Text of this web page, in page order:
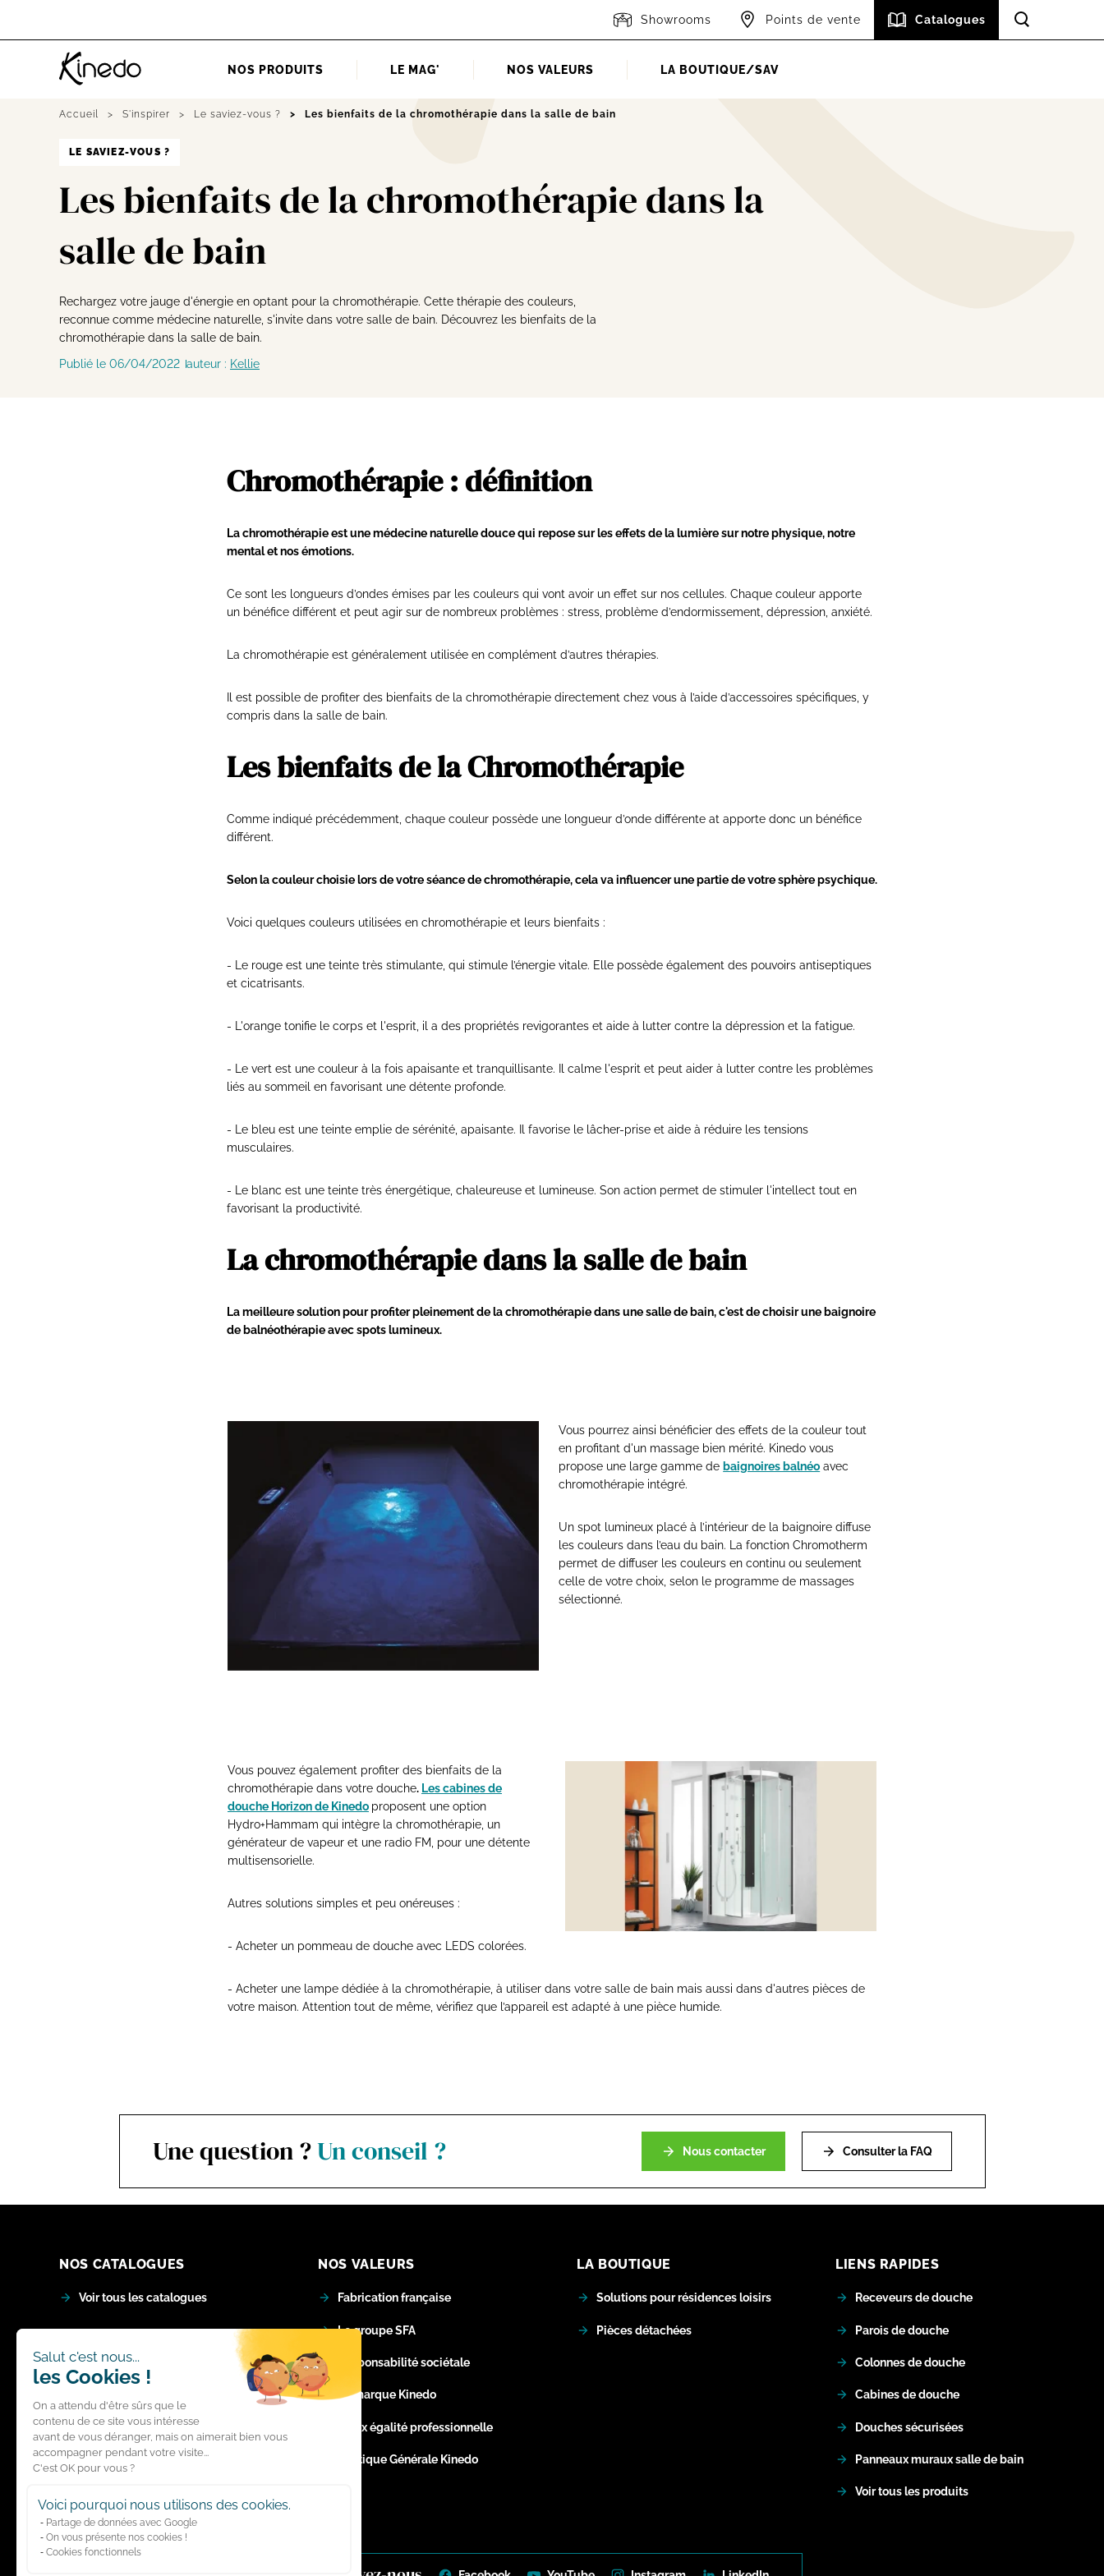
Salut c'est nous...
les Cookies !
On a attendu d'être sûrs que le
contenu de ce site vous intéresse
avant de vous déranger, mais on aimerait bien vous
accompagner pendant votre visite...
C'est OK pour vous ?
Voici pourquoi nous utilisons des cookies.
Partage de données avec Google
On vous présente nos cookies !
Cookies fonctionnels
Showrooms Points de vente Catalogues
NOS PRODUITS
LE MAG' NOS VALEURS LA BOUTIQUE/SAV
Accueil S'inspirer Le saviez-vous ? Les bienfaits de la chromothérapie dans la salle de bain
LE SAVIEZ-VOUS ?
Les bienfaits de la chromothérapie dans la
salle de bain
Rechargez votre jauge d'énergie en optant pour la chromothérapie. Cette thérapie des couleurs,
reconnue comme médecine naturelle, s'invite dans votre salle de bain. Découvrez les bienfaits de la
chromothérapie dans la salle de bain.
Publié le 06/04/2022 auteur : Kellie
Chromothérapie : définition
La chromothérapie est une médecine naturelle douce qui repose sur les effets de la lumière sur notre physique, notre
mental et nos émotions.
Ce sont les longueurs d’ondes émises par les couleurs qui vont avoir un effet sur nos cellules. Chaque couleur apporte
un bénéfice différent et peut agir sur de nombreux problèmes : stress, problème d’endormissement, dépression, anxiété.
La chromothérapie est généralement utilisée en complément d’autres thérapies.
Il est possible de profiter des bienfaits de la chromothérapie directement chez vous à l’aide d’accessoires spécifiques, y
compris dans la salle de bain.
Les bienfaits de la Chromothérapie
Comme indiqué précédemment, chaque couleur possède une longueur d’onde différente at apporte donc un bénéfice
différent.
Selon la couleur choisie lors de votre séance de chromothérapie, cela va influencer une partie de votre sphère psychique.
Voici quelques couleurs utilisées en chromothérapie et leurs bienfaits :
- Le rouge est une teinte très stimulante, qui stimule l’énergie vitale. Elle possède également des pouvoirs antiseptiques
et cicatrisants.
- L'orange tonifie le corps et l'esprit, il a des propriétés revigorantes et aide à lutter contre la dépression et la fatigue.
- Le vert est une couleur à la fois apaisante et tranquillisante. Il calme l'esprit et peut aider à lutter contre les problèmes
liés au sommeil en favorisant une détente profonde.
- Le bleu est une teinte emplie de sérénité, apaisante. Il favorise le lâcher-prise et aide à réduire les tensions
musculaires.
- Le blanc est une teinte très énergétique, chaleureuse et lumineuse. Son action permet de stimuler l'intellect tout en
favorisant la productivité.
La chromothérapie dans la salle de bain
La meilleure solution pour profiter pleinement de la chromothérapie dans une salle de bain, c'est de choisir une baignoire
de balnéothérapie avec spots lumineux.
Vous pourrez ainsi bénéficier des effets de la couleur tout
en profitant d'un massage bien mérité. Kinedo vous
propose une large gamme de baignoires balnéo avec
chromothérapie intégré.
Un spot lumineux placé à l’intérieur de la baignoire diffuse
les couleurs dans l’eau du bain. La fonction Chromotherm
permet de diffuser les couleurs en continu ou seulement
celle de votre choix, selon le programme de massages
sélectionné.
Vous pouvez également profiter des bienfaits de la
chromothérapie dans votre douche. Les cabines de
douche Horizon de Kinedo proposent une option
Hydro+Hammam qui intègre la chromothérapie, un
générateur de vapeur et une radio FM, pour une détente
multisensorielle.
Autres solutions simples et peu onéreuses :
- Acheter un pommeau de douche avec LEDS colorées.
- Acheter une lampe dédiée à la chromothérapie, à utiliser dans votre salle de bain mais aussi dans d'autres pièces de
votre maison. Attention tout de même, vérifiez que l’appareil est adapté à une pièce humide.
Une question ?Un conseil ? Nous contacter Consulter la FAQ
NOS CATALOGUES
Voir tous les catalogues
Voir tous les articles "S'inspirer"
Voir tous les articles "Bien choisir"
NOS VALEURS
Fabrication française
Le groupe SFA
Responsabilité sociétale
La marque Kinedo
Index égalité professionnelle
Politique Générale Kinedo
LA BOUTIQUE
Solutions pour résidences loisirs
Pièces détachées
LIENS RAPIDES
Receveurs de douche
Parois de douche
Colonnes de douche
Cabines de douche
Douches sécurisées
Panneaux muraux salle de bain
Voir tous les produits